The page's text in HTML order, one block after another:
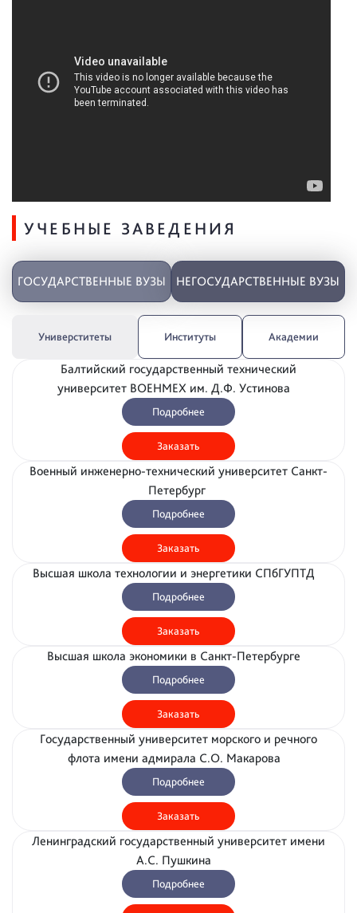
УЧЕБНЫЕ ЗАВЕДЕНИЯ
ГОСУДАРСТВЕННЫЕ ВУЗЫ НЕГОСУДАРСТВЕННЫЕ ВУЗЫ
Универститеты Институты Академии
Балтийский государственный технический
университет ВОЕНМЕХ им. Д.Ф. Устинова
Подробнее
Заказать
Военный инженерно-технический университет Санкт-
Петербург
Подробнее
Заказать
Высшая школа технологии и энергетики СПбГУПТД
Подробнее
Заказать
Высшая школа экономики в Санкт-Петербурге
Подробнее
Заказать
Государственный университет морского и речного
флота имени адмирала С.О. Макарова
Подробнее
Заказать
Ленинградский государственный университет имени
А.С. Пушкина
Подробнее